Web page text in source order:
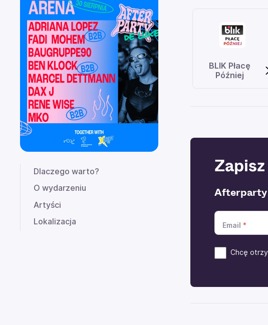
Dlaczego warto?
O wydarzeniu
Artyści
Lokalizacja
BLIK Płacę
Później
Afterparty
Email
Chcę